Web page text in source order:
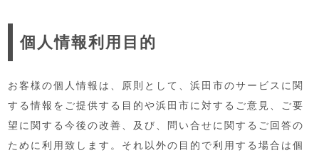
個人情報利用目的
お客様の個人情報は、原則として、浜田市のサービスに関
する情報をご提供する目的や浜田市に対するご意見、ご要
望に関する今後の改善、及び、問い合せに関するご回答の
ために利用致します。それ以外の目的で利用する場合は個